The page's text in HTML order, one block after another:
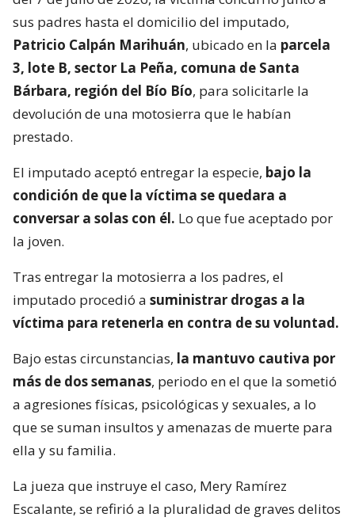
sus padres hasta el domicilio del imputado,
Patricio Calpán Marihuán, ubicado en la parcela
3, lote B, sector La Peña, comuna de Santa
Bárbara, región del Bío Bío, para solicitarle la
devolución de una motosierra que le habían
prestado.
El imputado aceptó entregar la especie, bajo la
condición de que la víctima se quedara a
conversar a solas con él. Lo que fue aceptado por
la joven.
Tras entregar la motosierra a los padres, el
imputado procedió a suministrar drogas a la
víctima para retenerla en contra de su voluntad.
Bajo estas circunstancias, la mantuvo cautiva por
más de dos semanas, periodo en el que la sometió
a agresiones físicas, psicológicas y sexuales, a lo
que se suman insultos y amenazas de muerte para
ella y su familia.
La jueza que instruye el caso, Mery Ramírez
Escalante, se refirió a la pluralidad de graves delitos